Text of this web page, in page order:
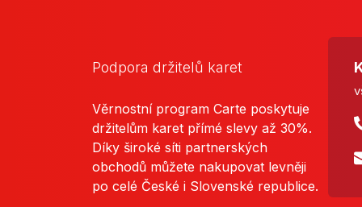
Podpora držitelů karet
Věrnostní program Carte poskytuje
držitelům karet přímé slevy až 30%.
Díky široké síti partnerských
obchodů můžete nakupovat levněji
po celé České i Slovenské republice.